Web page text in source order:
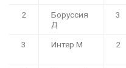
2
Боруссия
Д
3
3 Интер М 2